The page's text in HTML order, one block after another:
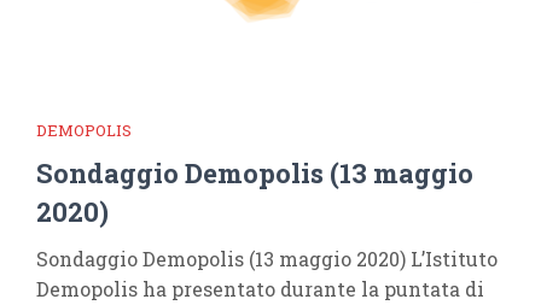
DEMOPOLIS
Sondaggio Demopolis (13 maggio
2020)
Sondaggio Demopolis (13 maggio 2020) L’Istituto
Demopolis ha presentato durante la puntata di